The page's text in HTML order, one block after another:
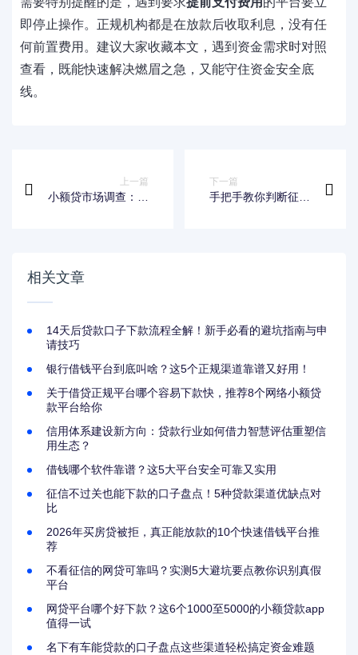
即停止操作。正规机构都是在放款后收取利息，没有任
何前置费用。建议大家收藏本文，遇到资金需求时对照
查看，既能快速解决燃眉之急，又能守住资金安全底
线。
上一篇
小额贷市场调查：五
下一篇
手把手教你判断征信
相关文章
14天后贷款口子下款流程全解！新手必看的避坑指南与申
请技巧
银行借钱平台到底叫啥？这5个正规渠道靠谱又好用！
关于借贷正规平台哪个容易下款快，推荐8个网络小额贷
款平台给你
信用体系建设新方向：贷款行业如何借力智慧评估重塑信
用生态？
借钱哪个软件靠谱？这5大平台安全可靠又实用
征信不过关也能下款的口子盘点！5种贷款渠道优缺点对
比
2026年买房贷被拒，真正能放款的10个快速借钱平台推
荐
不看征信的网贷可靠吗？实测5大避坑要点教你识别真假
平台
网贷平台哪个好下款？这6个1000至5000的小额贷款app
值得一试
名下有车能贷款的口子盘点这些渠道轻松搞定资金难题